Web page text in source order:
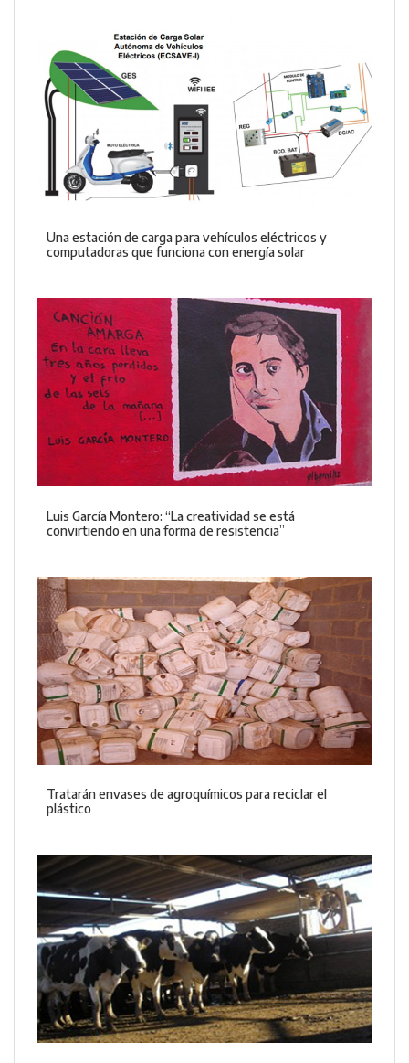
Una estación de carga para vehículos eléctricos y
computadoras que funciona con energía solar
Luis García Montero: “La creatividad se está
convirtiendo en una forma de resistencia”
Tratarán envases de agroquímicos para reciclar el
plástico